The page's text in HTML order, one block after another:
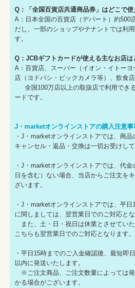
Q：「全国百貨店共通商品券」はどこで使
A：日本全国の百貨店（デパート）約500
だし、一部のショップやテナントでは利
す。
Q：JCBギフトカードが使える主なお店は
A：百貨店、スーパー（イオン・イトー
店（ヨドバシ・ビックカメラ等）、飲食店
全国100万店以上の取扱店で利用でき
ードです。
J・marketオンラインストアの購入注意事
・J・marketオンラインストアでは、商
キャンセル・返品・交換は一切お受けして
・J・marketオンラインストアでは、代
日を含む）ない場合、当店からご注文を
ざいます。
・J・marketオンラインストアでは、平
に関しましては、翌営業日でのご対応とな
また、土・日・祝日は休業とさせていた
こちらも翌営業日でのご対応となります。
・平日15時までのご入金確認後、最短即
以内に発送いたします。
※ご注文商品、ご注文数量によっては
かる場合がございます。